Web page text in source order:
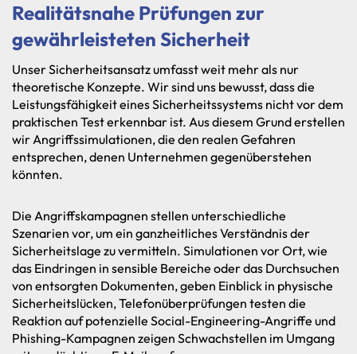
Realitätsnahe Prüfungen zur
gewährleisteten Sicherheit
UnserSicherheitsansatzumfasstweit mehrals nur
theoretische Konzepte. Wirsinduns bewusst,dassdie
LeistungsfähigkeiteinesSicherheitssystems nichtvordem
praktischen Testerkennbar ist. Ausdiesem Grunderstellen
wirAngriffssimulationen,die den realen Gefahren
entsprechen,denen Unternehmen gegenüberstehen
könnten.
Die Angriffskampagnen stellen unterschiedliche
Szenarien vor,um ein ganzheitlichesVerständnisder
Sicherheitslage zuvermitteln. Simulationen vorOrt,wie
das Eindringen in sensible Bereiche oderdas Durchsuchen
von entsorgten Dokumenten,geben Einblick in physische
Sicherheitslücken,Telefonüberprüfungen testen die
Reaktion aufpotenzielle Social-Engineering-Angriffe und
Phishing-Kampagnen zeigen Schwachstellen im Umgang